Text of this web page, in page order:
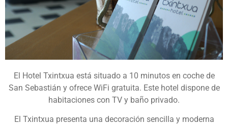
El Hotel Txintxua está situado a 10 minutos en coche de
San Sebastián y ofrece WiFi gratuita. Este hotel dispone de
habitaciones con TV y baño privado.
El Txintxua presenta una decoración sencilla y moderna